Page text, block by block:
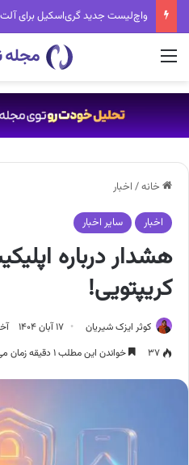
منو
خانه/ اخبار
اخبار سایر اخبار
هشدار درباره
کریپتویی!
کوثر ایزک شیریان ۱۷ آبان ۱۴۰۴
۳۷
خواندن این مطلب ۱ دقیقه زمان می‌برد